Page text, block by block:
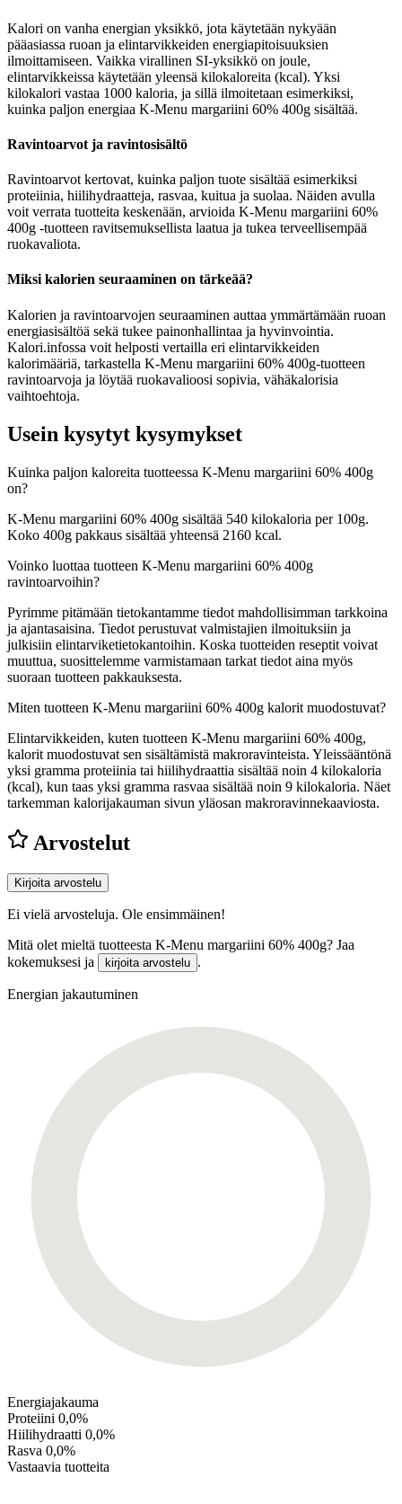
Kalori on vanha energian yksikkö, jota käytetään nykyään
pääasiassa ruoan ja elintarvikkeiden energiapitoisuuksien
ilmoittamiseen. Vaikka virallinen SI-yksikkö on joule,
elintarvikkeissa käytetään yleensä kilokaloreita (kcal). Yksi
kilokalori vastaa 1000 kaloria, ja sillä ilmoitetaan esimerkiksi,
kuinka paljon energiaa K-Menu margariini 60% 400g sisältää.
Ravintoarvot ja ravintosisältö
Ravintoarvot kertovat, kuinka paljon tuote sisältää esimerkiksi
proteiinia, hiilihydraatteja, rasvaa, kuitua ja suolaa. Näiden avulla
voit verrata tuotteita keskenään, arvioida K-Menu margariini 60%
400g -tuotteen ravitsemuksellista laatua ja tukea terveellisempää
ruokavaliota.
Miksi kalorien seuraaminen on tärkeää?
Kalorien ja ravintoarvojen seuraaminen auttaa ymmärtämään ruoan
energiasisältöä sekä tukee painonhallintaa ja hyvinvointia.
Kalori.infossa voit helposti vertailla eri elintarvikkeiden
kalorimääriä, tarkastella K-Menu margariini 60% 400g-tuotteen
ravintoarvoja ja löytää ruokavalioosi sopivia, vähäkalorisia
vaihtoehtoja.
Usein kysytyt kysymykset
Kuinka paljon kaloreita tuotteessa K-Menu margariini 60% 400g
on?
K-Menu margariini 60% 400g sisältää 540 kilokaloria per 100g.
Koko 400g pakkaus sisältää yhteensä 2160 kcal.
Voinko luottaa tuotteen K-Menu margariini 60% 400g
ravintoarvoihin?
Pyrimme pitämään tietokantamme tiedot mahdollisimman tarkkoina
ja ajantasaisina. Tiedot perustuvat valmistajien ilmoituksiin ja
julkisiin elintarviketietokantoihin. Koska tuotteiden reseptit voivat
muuttua, suosittelemme varmistamaan tarkat tiedot aina myös
suoraan tuotteen pakkauksesta.
Miten tuotteen K-Menu margariini 60% 400g kalorit muodostuvat?
Elintarvikkeiden, kuten tuotteen K-Menu margariini 60% 400g,
kalorit muodostuvat sen sisältämistä makroravinteista. Yleissääntönä
yksi gramma proteiinia tai hiilihydraattia sisältää noin 4 kilokaloria
(kcal), kun taas yksi gramma rasvaa sisältää noin 9 kilokaloria. Näet
tarkemman kalorijakauman sivun yläosan makroravinnekaaviosta.
Arvostelut
Kirjoita arvostelu
Ei vielä arvosteluja. Ole ensimmäinen!
Mitä olet mieltä tuotteesta K-Menu margariini 60% 400g? Jaa
kokemuksesi ja
kirjoita arvostelu .
Energian jakautuminen
Energiajakauma
Proteiini 0,0%
Hiilihydraatti 0,0%
Rasva 0,0%
Vastaavia tuotteita